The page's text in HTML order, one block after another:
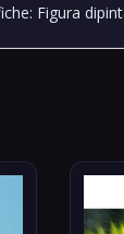
Figura